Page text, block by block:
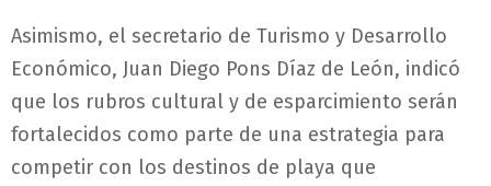
Asimismo, el secretario de Turismo y Desarrollo
Económico, Juan Diego Pons Díaz de León, indicó
que los rubros cultural y de esparcimiento serán
fortalecidos como parte de una estrategia para
competir con los destinos de playa que